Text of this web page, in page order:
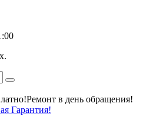
Ремонт в день обращения!
Гарантия!